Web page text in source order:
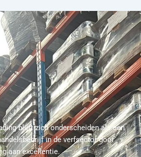
blijft zich onderscheiden als een
in de verfsector door
aan excellentie.